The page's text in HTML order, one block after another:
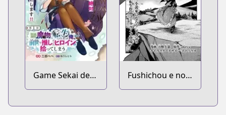
Game Sekai de
Mamono ni
Fushichou e no
Tensei: Dragon